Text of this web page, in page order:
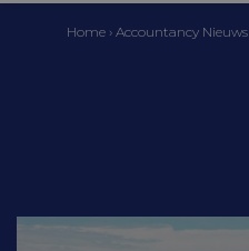
Home › Accountancy Nieuws